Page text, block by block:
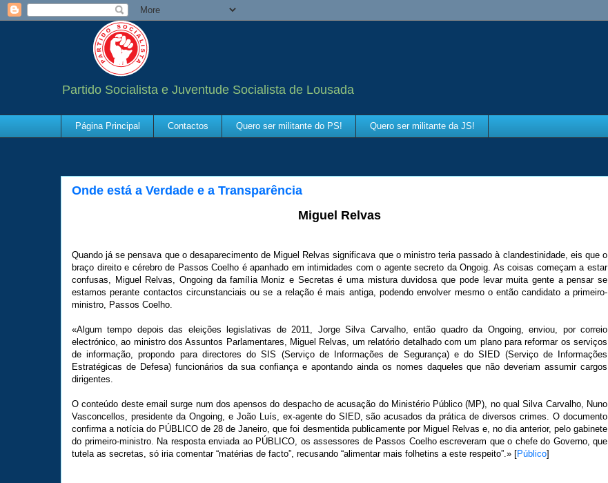
Partido Socialista e Juventude Socialista de Lousada
Página Principal Contactos Quero ser militante do PS! Quero ser militante da JS!
Onde está a Verdade e a Transparência
Miguel Relvas
Quando já se pensava que o desaparecimento de Miguel Relvas significava que o ministro teria passado à clandestinidade, eis que o
braço direito e cérebro de Passos Coelho é apanhado em intimidades com o agente secreto da Ongoig. As coisas começam a estar
confusas, Miguel Relvas, Ongoing da família Moniz e Secretas é uma mistura duvidosa que pode levar muita gente a pensar se
estamos perante contactos circunstanciais ou se a relação é mais antiga, podendo envolver mesmo o então candidato a primeiro-
ministro, Passos Coelho.
«Algum tempo depois das eleições legislativas de 2011, Jorge Silva Carvalho, então quadro da Ongoing, enviou, por correio
electrónico, ao ministro dos Assuntos Parlamentares, Miguel Relvas, um relatório detalhado com um plano para reformar os serviços
de informação, propondo para directores do SIS (Serviço de Informações de Segurança) e do SIED (Serviço de Informações
Estratégicas de Defesa) funcionários da sua confiança e apontando ainda os nomes daqueles que não deveriam assumir cargos
dirigentes.
O conteúdo deste email surge num dos apensos do despacho de acusação do Ministério Público (MP), no qual Silva Carvalho, Nuno
Vasconcellos, presidente da Ongoing, e João Luís, ex-agente do SIED, são acusados da prática de diversos crimes. O documento
confirma a notícia do PÚBLICO de 28 de Janeiro, que foi desmentida publicamente por Miguel Relvas e, no dia anterior, pelo gabinete
do primeiro-ministro. Na resposta enviada ao PÚBLICO, os assessores de Passos Coelho escreveram que o chefe do Governo, que
tutela as secretas, só iria comentar “matérias de facto”, recusando “alimentar mais folhetins a este respeito”.» [Público]